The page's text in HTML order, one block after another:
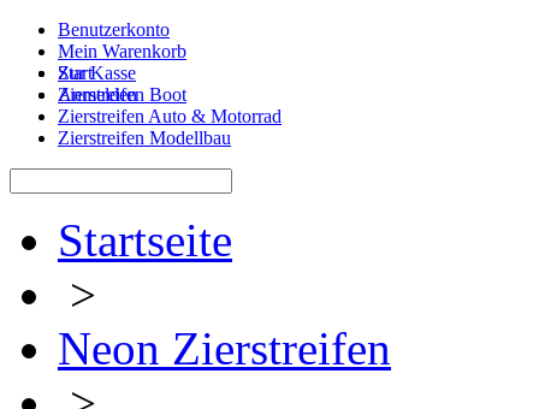
Benutzerkonto
Mein Warenkorb
Zur Kasse
Anmelden
Start
Zierstreifen Boot
Zierstreifen Auto & Motorrad
Zierstreifen Modellbau
Startseite
>
Neon Zierstreifen